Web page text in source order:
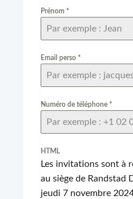
Prénom *
Email perso *
Numéro de téléphone *
HTML
Les invitations sont à
au siège de Randstad
jeudi 7 novembre